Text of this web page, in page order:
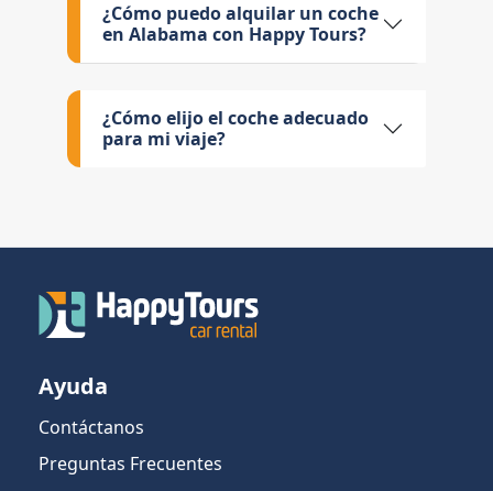
¿Cómo puedo alquilar un coche
en Alabama con Happy Tours?
¿Cómo elijo el coche adecuado
para mi viaje?
Ayuda
Contáctanos
Preguntas Frecuentes